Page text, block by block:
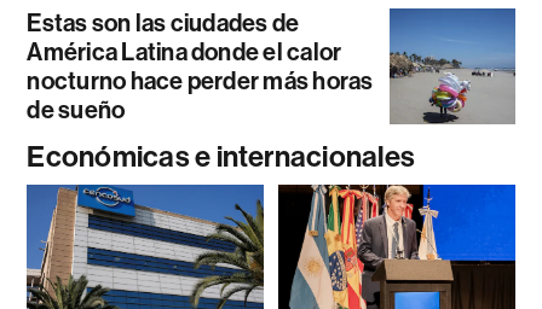
Estas son las ciudades de
América Latina donde el calor
nocturno hace perder más horas
de sueño
Económicas e internacionales